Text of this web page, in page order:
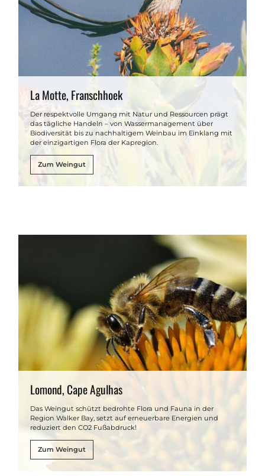
La Motte, Franschhoek
Der respektvolle Umgang mit Natur und Ressourcen prägt
das tägliche Handeln – von Wassermanagement über
Biodiversität bis zu nachhaltigem Weinbau im Einklang mit
der einzigartigen Flora der Kapregion.
Zum Weingut
Lomond, Cape Agulhas
Das Weingut schützt bedrohte Flora und Fauna in der
Region Walker Bay, setzt auf erneuerbare Energien und
reduziert den CO2 Fußabdruck!
Zum Weingut